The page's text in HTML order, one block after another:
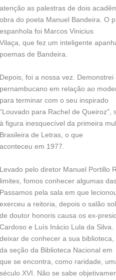
atenção as palestras de dois
obra do poeta Manuel Bandeira. O
espanhola foi Marcos Vinicius
Vilaça, que fez um inteligente
poemas de Bandeira.
Depois, foi a nossa vez.
pernambucano em relação ao
para terminar com o seu inspirado
“Louvado para Rachel de
à figura inesquecível da primeira
Brasileira de Letras, o que
aconteceu em 1977.
Levado pelo diretor Manuel Portillo
limites, fomos conhecer algumas
Passamos pela sala em que
exerceu a reitoria, depois o salão
de doutor honoris causa os ex-
Cardoso e Luís Inácio Lula da
deixar de conhecer a sua
da seção da Biblioteca Nacional em
que se encontra, como raridade,
século XVI. Não se sabe